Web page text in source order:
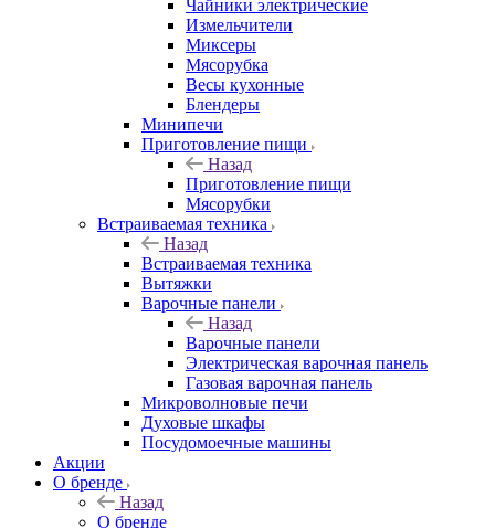
Чайники электрические
Измельчители
Миксеры
Мясорубка
Весы кухонные
Блендеры
Минипечи
Приготовление пищи
Назад
Приготовление пищи
Мясорубки
Встраиваемая техника
Назад
Встраиваемая техника
Вытяжки
Варочные панели
Назад
Варочные панели
Электрическая варочная панель
Газовая варочная панель
Микроволновые печи
Духовые шкафы
Посудомоечные машины
Акции
О бренде
Назад
О бренде